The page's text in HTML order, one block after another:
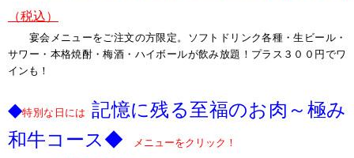
（税込）
宴会メニューをご注文の方限定。ソフトドリンク各種・生ビール・
サワー・本格焼酎・梅酒・ハイボールが飲み放題！ プラス３００円でワ
インも！
◆特別な日には 記憶に残る至福のお肉～極み
和牛コース◆ メニューをクリック！